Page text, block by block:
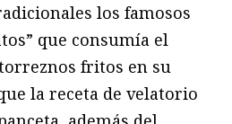
los famosos
que consumía el
fritos en su
la receta de velatorio